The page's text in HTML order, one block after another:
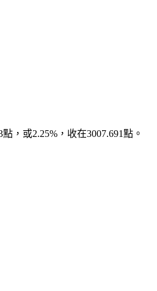
，或2.25%，收在3007.691點。